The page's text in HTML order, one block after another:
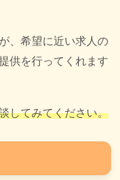
、希望に近い求人の
供を行ってくれます
してみてください。